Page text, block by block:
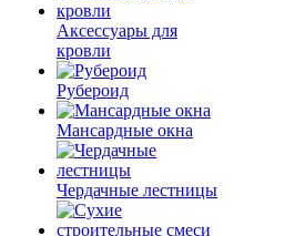
Аксессуары для
кровли
Рубероид
Мансардные окна
Чердачные лестницы